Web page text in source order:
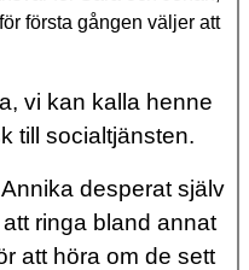
första gången väljer att
vi kan kalla henne
till socialtjänsten.
desperat själv
ringa bland annat
att höra om de sett